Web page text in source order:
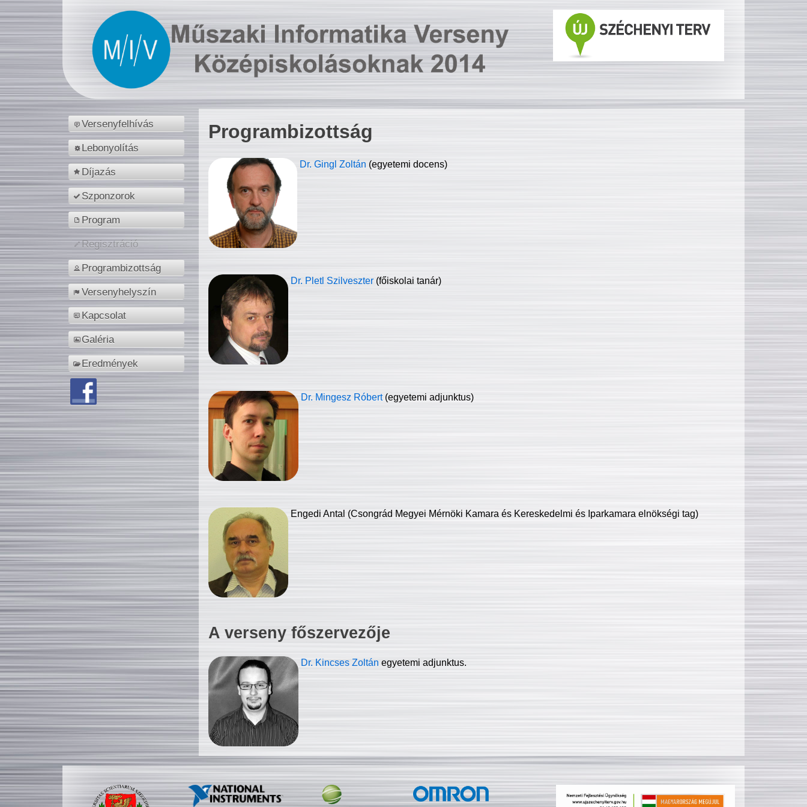
Versenyfelhívás
Lebonyolítás
Díjazás
Szponzorok
Program
Regisztráció
Programbizottság
Versenyhelyszín
Kapcsolat
Galéria
Eredmények
Programbizottság
Dr. Gingl Zoltán (egyetemi docens)
Dr. Pletl Szilveszter (főiskolai tanár)
Dr. Mingesz Róbert (egyetemi adjunktus)
Engedi Antal (Csongrád Megyei Mérnöki Kamara és Kereskedelmi és Iparkamara elnökségi tag)
A verseny főszervezője
Dr. Kincses Zoltán egyetemi adjunktus.